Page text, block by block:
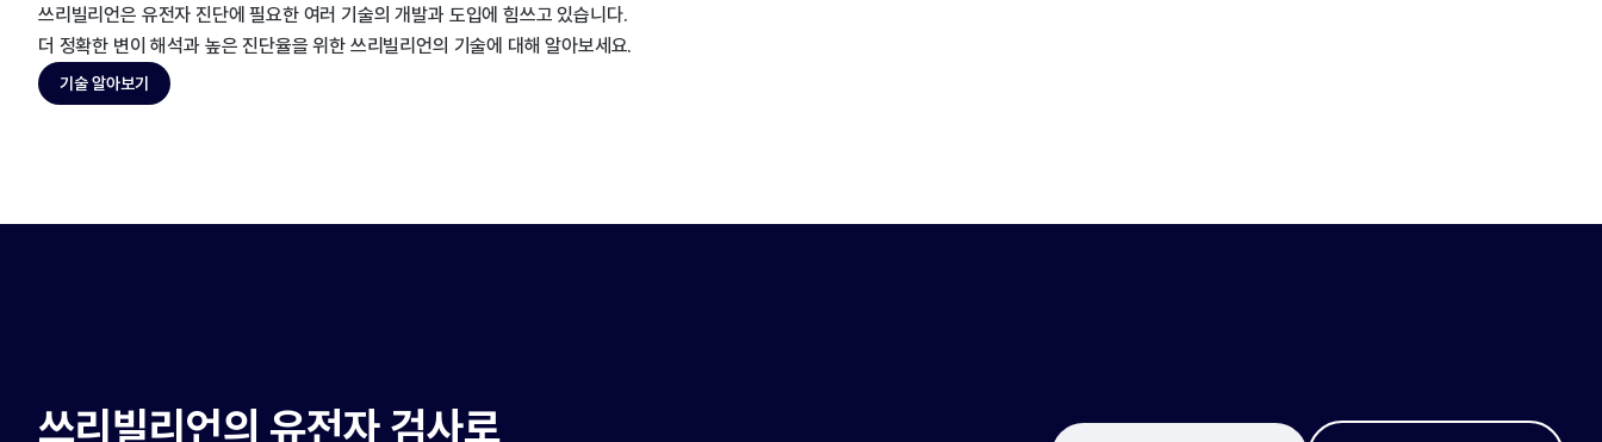
쓰리빌리언은 유전자 진단에 필요한 여러 기술의 개발과 도입에 힘쓰고 있습니다.
더 정확한 변이 해석과 높은 진단율을 위한 쓰리빌리언의 기술에 대해 알아보세요.
기술 알아보기
쓰리빌리언의 유전자 검사로